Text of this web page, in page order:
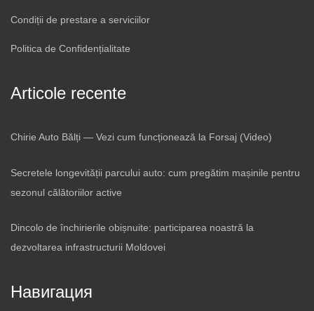
Condiții de prestare a serviciilor
Politica de Confidențialitate
Articole recente
Chirie Auto Bălți — Vezi cum funcționează la Forsaj (Video)
Secretele longevității parcului auto: cum pregătim mașinile pentru
sezonul călătoriilor active
Dincolo de închirierile obișnuite: participarea noastră la
dezvoltarea infrastructurii Moldovei
Навигация